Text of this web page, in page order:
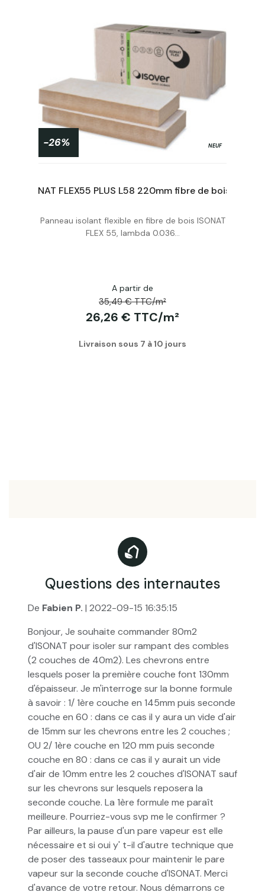
Acheter
-26% NEUF
Panneau isolant flexible en fibre de bois ISONAT
FLEX 55, lambda 0.036...
A partir de
35,49 € TTC/m²
26,26 € TTC/m²
Livraison sous 7 à 10 jours
Questions des internautes
De Fabien P. | 2022-09-15 16:35:15
Bonjour, Je souhaite commander 80m2
d'ISONAT pour isoler sur rampant des combles
(2 couches de 40m2). Les chevrons entre
lesquels poser la première couche font 130mm
d'épaisseur. Je m'interroge sur la bonne formule
à savoir : 1/ 1ère couche en 145mm puis seconde
couche en 60 : dans ce cas il y aura un vide d'air
de 15mm sur les chevrons entre les 2 couches ;
OU 2/ 1ère couche en 120 mm puis seconde
couche en 80 : dans ce cas il y aurait un vide
d'air de 10mm entre les 2 couches d'ISONAT sauf
sur les chevrons sur lesquels reposera la
seconde couche. La 1ère formule me paraît
meilleure. Pourriez-vous svp me le confirmer ?
Par ailleurs, la pause d'un pare vapeur est elle
nécessaire et si oui y' t-il d'autre technique que
de poser des tasseaux pour maintenir le pare
vapeur sur la seconde couche d'ISONAT. Merci
d'avance de votre retour. Nous démarrons ce